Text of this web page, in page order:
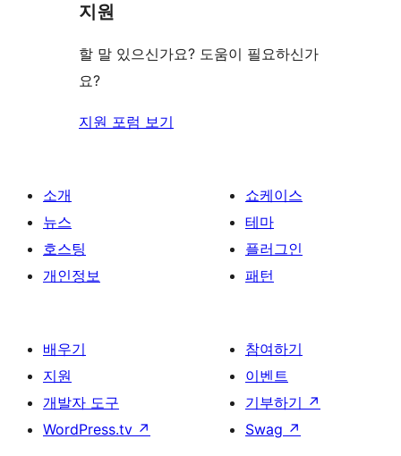
보
지원
할 말 있으신가요? 도움이 필요하신가
요?
지원 포럼 보기
소개
뉴스
호스팅
개인정보
쇼케이스
테마
플러그인
패턴
배우기
지원
개발자 도구
WordPress.tv ↗
참여하기
이벤트
기부하기 ↗
Swag ↗